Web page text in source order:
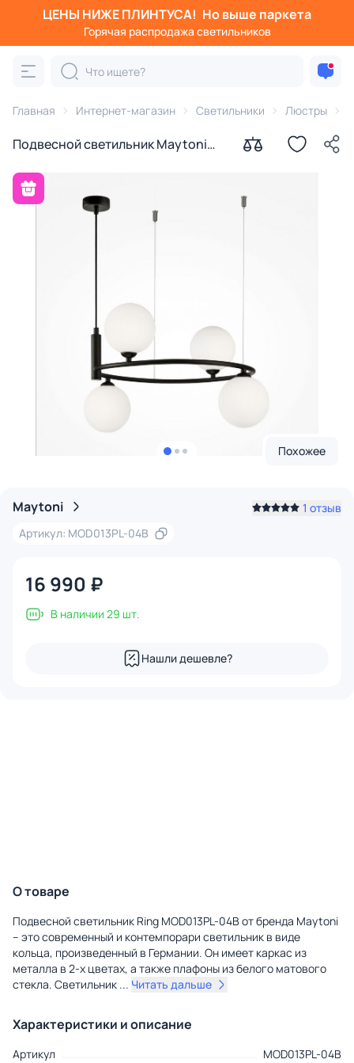
ЦЕНЫ НИЖЕ ПЛИНТУСА! Но выше паркета
Горячая распродажа светильников
Главная Интернет-магазин Светильники Люстры
Подвесной светильник Maytoni
Похожее
Maytoni
1 отзыв
Артикул: MOD013PL-04B
16 990 ₽
В наличии 29 шт.
Нашли дешевле?
О товаре
Подвесной светильник Ring MOD013PL-04B от бренда Maytoni
– это современный и контемпорари светильник в виде
кольца, произведенный в Германии. Он имеет каркас из
металла в 2-х цветах, а также плафоны из белого матового
стекла. Светильник ... Читать дальше
Характеристики и описание
Артикул
MOD013PL-04B